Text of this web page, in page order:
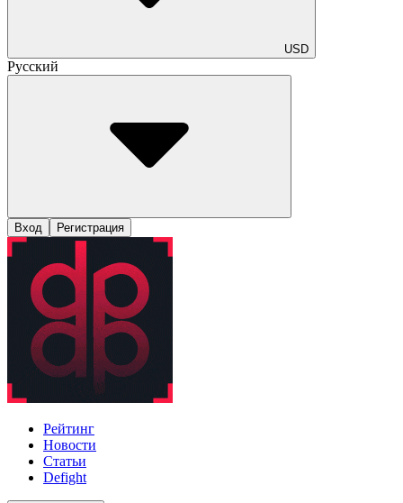
USD
Русский
Вход Регистрация
Рейтинг
Новости
Статьи
Defight